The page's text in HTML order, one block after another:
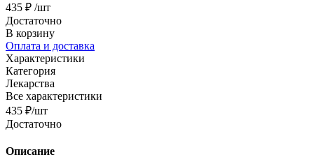
435 ₽ /шт
Достаточно
В корзину
Оплата и доставка
Характеристики
Категория
Лекарства
Все характеристики
435 ₽/шт
Достаточно
Описание